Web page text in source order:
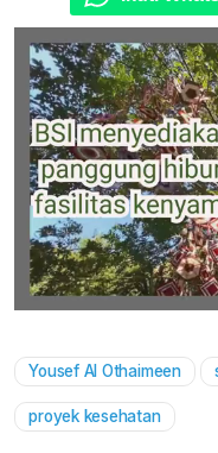
Yousef Al Othaimeen
proyek kesehatan